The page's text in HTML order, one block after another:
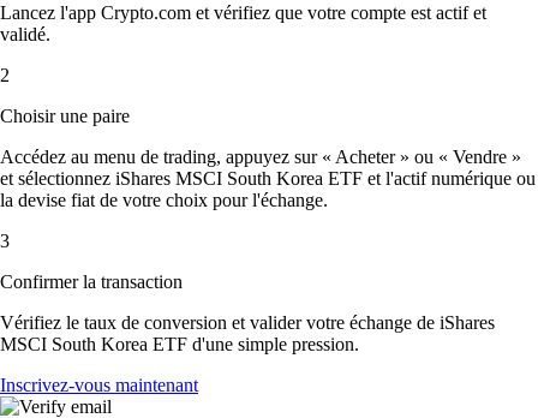
Lancez l'app Crypto.com et vérifiez que votre compte est actif et
validé.
2
Choisir une paire
Accédez au menu de trading, appuyez sur « Acheter » ou « Vendre »
et sélectionnez iShares MSCI South Korea ETF et l'actif numérique ou
la devise fiat de votre choix pour l'échange.
3
Confirmer la transaction
Vérifiez le taux de conversion et valider votre échange de iShares
MSCI South Korea ETF d'une simple pression.
Inscrivez-vous maintenant